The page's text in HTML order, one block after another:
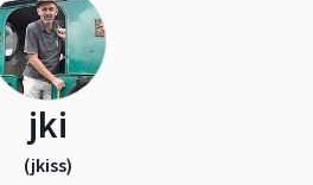
jki
(jkiss)